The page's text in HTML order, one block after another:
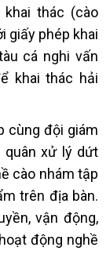
thác (cào
giấy phép khai
cá nghi vấn
khai thác hải
cùng đội giám
quân xử lý dứt
cào nhám tập
trên địa bàn.
vận động,
động nghề